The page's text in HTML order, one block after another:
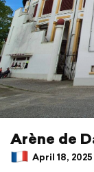
Arène de
April 18,